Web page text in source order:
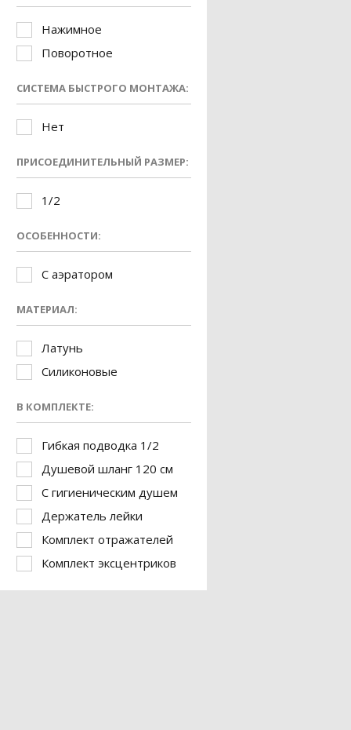
Нажимное
Поворотное
СИСТЕМА БЫСТРОГО МОНТАЖА:
Нет
ПРИСОЕДИНИТЕЛЬНЫЙ РАЗМЕР:
1/2
ОСОБЕННОСТИ:
С аэратором
МАТЕРИАЛ:
Латунь
Силиконовые
В КОМПЛЕКТЕ:
Гибкая подводка 1/2
Душевой шланг 120 см
С гигиеническим душем
Держатель лейки
Комплект отражателей
Комплект эксцентриков